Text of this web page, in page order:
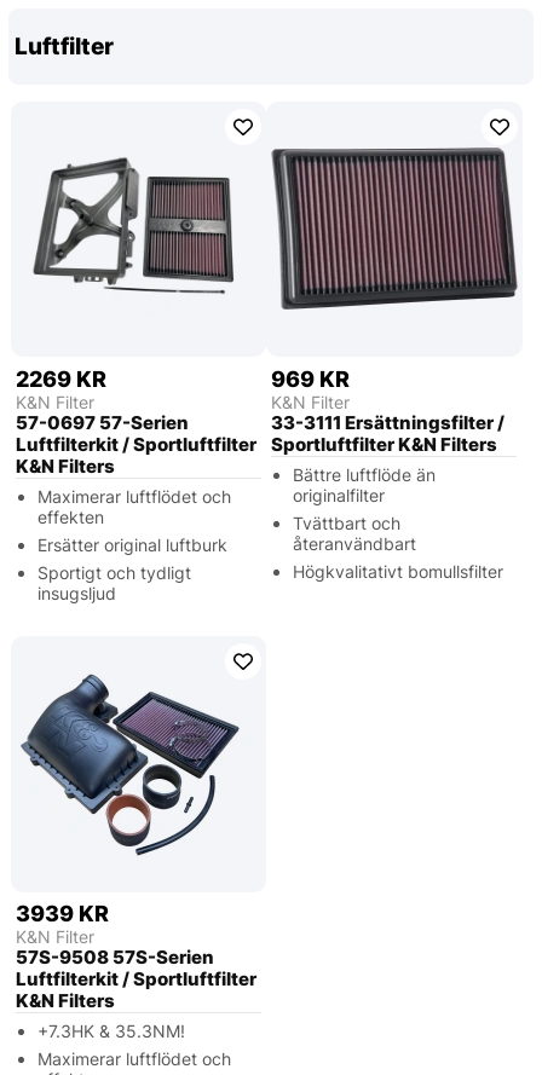
Luftfilter
2269 KR
K&N Filter
57-0697 57-Serien
Luftfilterkit / Sportluftfilter
K&N Filters
Maximerar luftflödet och
effekten
Ersätter original luftburk
Sportigt och tydligt
insugsljud
969 KR
K&N Filter
33-3111 Ersättningsfilter /
Sportluftfilter K&N Filters
Bättre luftflöde än
originalfilter
Tvättbart och
återanvändbart
Högkvalitativt bomullsfilter
3939 KR
K&N Filter
57S-9508 57S-Serien
Luftfilterkit / Sportluftfilter
K&N Filters
+7.3HK & 35.3NM!
Maximerar luftflödet och